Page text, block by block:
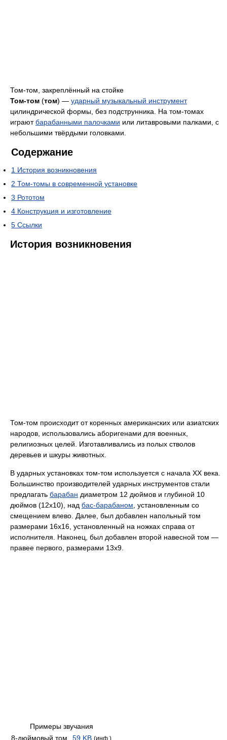
Том-том, закреплённый на стойке
Том-том (том) — ударный музыкальный инструмент
цилиндрической формы, без подструнника. На том-томах
играютбарабанными палочками или литавровыми палками, с
небольшими твёрдыми головками.
Содержание
1 История возникновения
2 Том-томы в современной установке
3 Рототом
4 Конструкция и изготовление
5 Ссылки
История возникновения
Том-том происходит от коренных американских или азиатских
народов, использовались аборигенами для военных,
религиозных целей. Изготавливались из полых стволов
деревьев и шкуры животных.
В ударных установках том-том используется с начала XX века.
Большинство производителей ударных инструментов стали
предлагать барабан диаметром 12 дюймов и глубиной 10
дюймов (12x10), над бас-барабаном , установленным со
смещением влево. Далее, был добавлен напольный том
размерами 16x16, установленный на ножках справа от
исполнителя. Наконец, был добавлен второй навесной том —
правее первого, размерами 13x9.
Примеры звучания
8-дюймовый том
59 KB (инф.)